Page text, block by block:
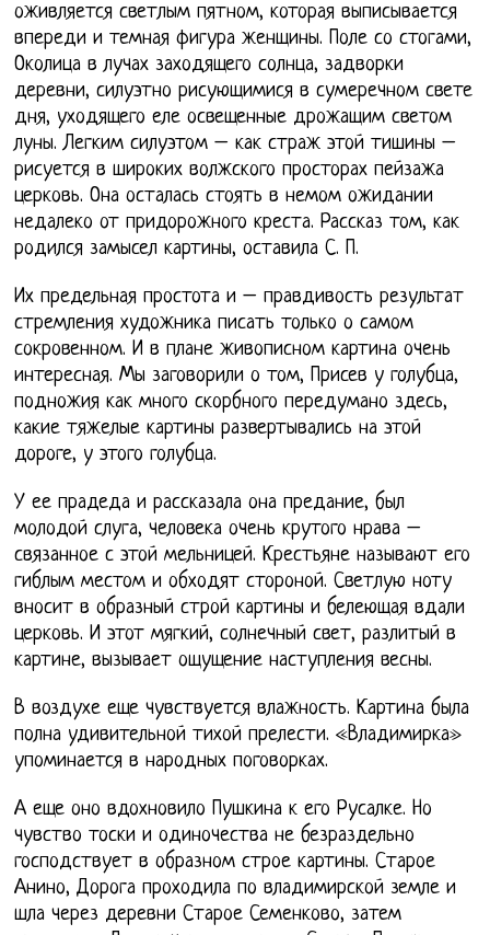
оживляется светлым пятном, которая выписывается
впереди и темная фигура женщины. Поле со стогами,
Околица в лучах заходящего солнца, задворки
деревни, силуэтно рисующимися в сумеречном свете
дня, уходящего еле освещенные дрожащим светом
луны. Легким силуэтом – как страж этой тишины –
рисуется в широких волжского просторах пейзажа
церковь. Она осталась стоять в немом ожидании
недалеко от придорожного креста. Рассказ том, как
родился замысел картины, оставила С. П.
Их предельная простота и – правдивость результат
стремления художника писать только о самом
сокровенном. И в плане живописном картина очень
интересная. Мы заговорили о том, Присев у голубца,
подножия как много скорбного передумано здесь,
какие тяжелые картины развертывались на этой
дороге, у этого голубца.
У ее прадеда и рассказала она предание, был
молодой слуга, человека очень крутого нрава –
связанное с этой мельницей. Крестьяне называют его
гиблым местом и обходят стороной. Светлую ноту
вносит в образный строй картины и белеющая вдали
церковь. И этот мягкий, солнечный свет, разлитый в
картине, вызывает ощущение наступления весны.
В воздухе еще чувствуется влажность. Картина была
полна удивительной тихой прелести. «Владимирка»
упоминается в народных поговорках.
А еще оно вдохновило Пушкина к его Русалке. Но
чувство тоски и одиночества не безраздельно
господствует в образном строе картины. Старое
Анино, Дорога проходила по владимирской земле и
шла через деревни Старое Семенково, затем